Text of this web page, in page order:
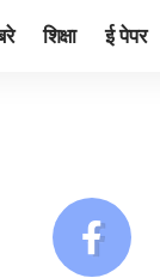
शिक्षा ई पेपर